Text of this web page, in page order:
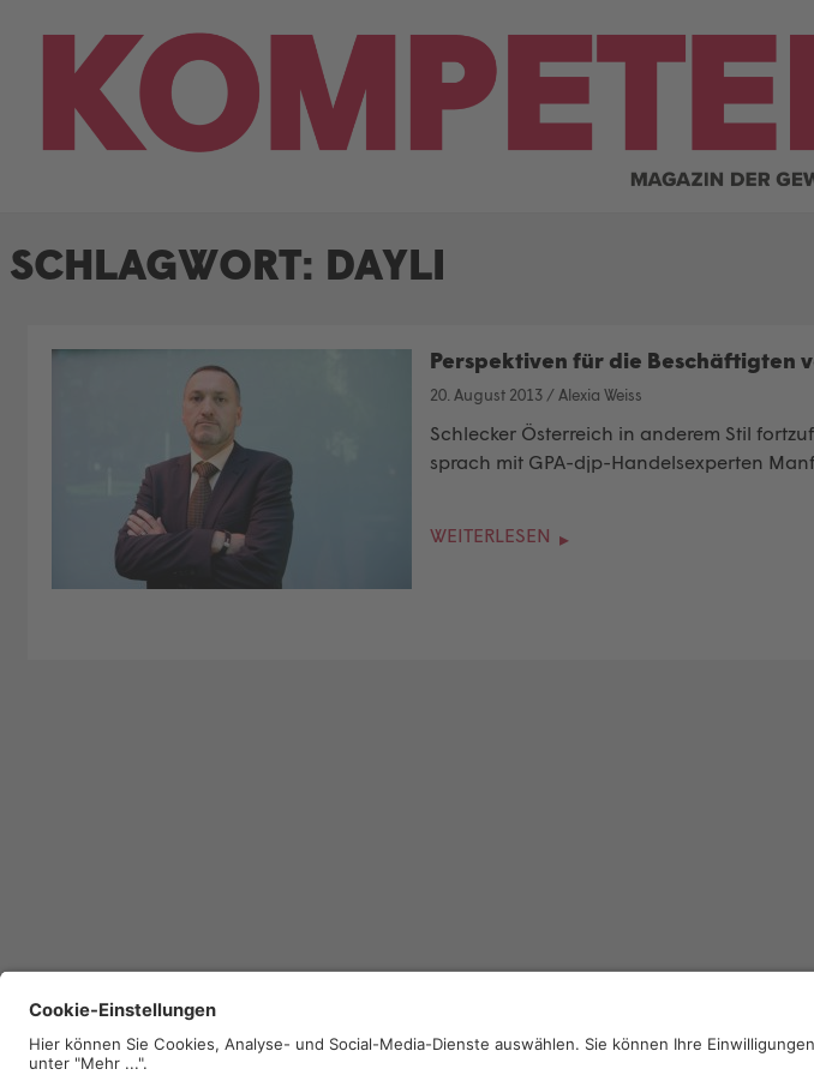
SCHLAGWORT: DAYLI
Perspektiven für die Beschäftigten
20. August 2013 / Alexia Weiss
Schlecker Österreich in anderem Stil
sprach mit GPA-djp-Handelsexperten
WEITERLESEN